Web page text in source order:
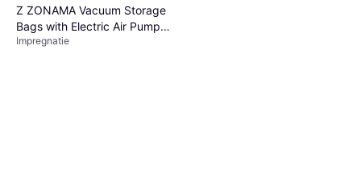
Pump
Impregnatie
€ 10,95
Of 3 betalingen van € 3,65/mnd.
Z ZONAMA Vacuum Storage
Bags with Electric Air Pump
20pcs
Impregnatie